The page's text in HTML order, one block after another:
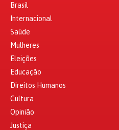
Brasil
Internacional
Saúde
Mulheres
Eleições
Educação
Direitos Humanos
Cultura
Opinião
Justiça